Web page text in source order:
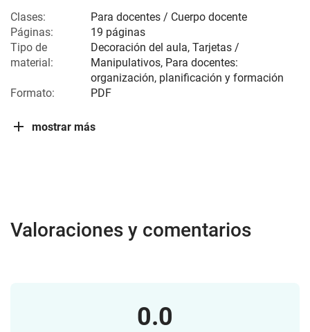
Clases:
Para docentes / Cuerpo docente
Páginas:
19 páginas
Tipo de
material:
Decoración del aula, Tarjetas /
Manipulativos, Para docentes:
organización, planificación y formación
Formato:
PDF
mostrar más
Valoraciones y comentarios
0.0